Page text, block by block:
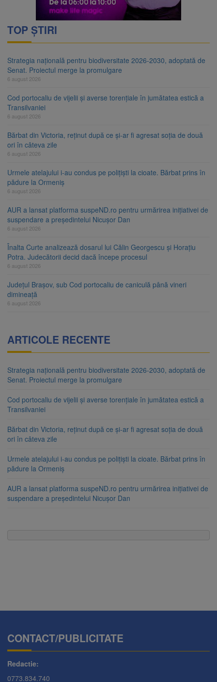
TOP ȘTIRI
Strategia națională pentru biodiversitate 2026-2030, adoptată de
Senat. Proiectul merge la promulgare
6 august 2026
Cod portocaliu de vijelii și averse torențiale în jumătatea estică a
Transilvaniei
6 august 2026
Bărbat din Victoria, reținut după ce și-ar fi agresat soția de două
ori în câteva zile
6 august 2026
Urmele atelajului i-au condus pe polițiști la cioate. Bărbat prins în
pădure la Ormeniș
6 august 2026
AUR a lansat platforma suspeND.ro pentru urmărirea inițiativei de
suspendare a președintelui Nicușor Dan
6 august 2026
Înalta Curte analizează dosarul lui Călin Georgescu și Horațiu
Potra. Judecătorii decid dacă începe procesul
6 august 2026
Județul Brașov, sub Cod portocaliu de caniculă până vineri
dimineață
6 august 2026
ARTICOLE RECENTE
Strategia națională pentru biodiversitate 2026-2030, adoptată de
Senat. Proiectul merge la promulgare
Cod portocaliu de vijelii și averse torențiale în jumătatea estică a
Transilvaniei
Bărbat din Victoria, reținut după ce și-ar fi agresat soția de două
ori în câteva zile
Urmele atelajului i-au condus pe polițiști la cioate. Bărbat prins în
pădure la Ormeniș
AUR a lansat platforma suspeND.ro pentru urmărirea inițiativei de
suspendare a președintelui Nicușor Dan
CONTACT/PUBLICITATE
Redactie:
0773.834.740